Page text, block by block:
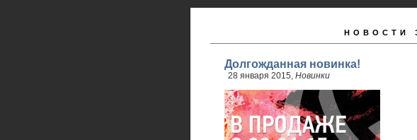
НОВОСТИ
Долгожданная новинка!
28 января 2015, Новинки